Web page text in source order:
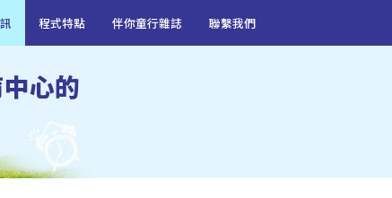
程式特點 伴你童行雜誌 聯繫我們
心的